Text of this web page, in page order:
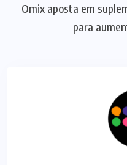
Omix aposta em
para